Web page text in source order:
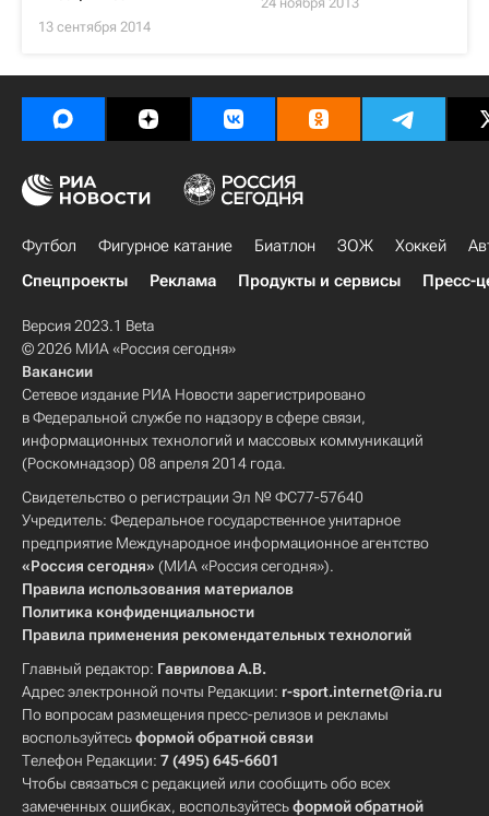
13 сентября 2014
Футбол Фигурное катание Биатлон ЗОЖ Хоккей
Спецпроекты
Реклама Продукты и сервисы Пресс-
Версия 2023.1 Beta
© 2026 МИА «Россия сегодня»
Вакансии
Сетевое издание РИА Новости зарегистрировано
в Федеральной службе по надзору в сфере связи,
информационных технологий и массовых коммуникаций
(Роскомнадзор) 08 апреля 2014 года.
Свидетельство о регистрации Эл № ФС77-57640
Учредитель: Федеральное государственное унитарное
предприятие Международное информационное агентство
«Россия сегодня» (МИА «Россия сегодня»).
Правила использования материалов
Политика конфиденциальности
Правила применения рекомендательных технологий
Главный редактор: Гаврилова А.В.
Адрес электронной почты Редакции: r-sport.internet@ria.ru
По вопросам размещения пресс-релизов и рекламы
воспользуйтесьформой обратной связи
Телефон Редакции: 7 (495) 645-6601
Чтобы связаться с редакцией или сообщить обо всех
замеченных ошибках, воспользуйтесьформой обратной